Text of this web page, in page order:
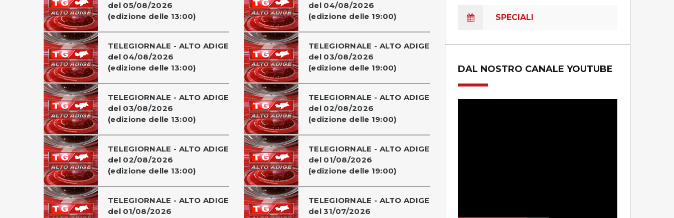
del 05/08/2026
(edizione delle 13:00)
del 04/08/2026
(edizione delle 19:00)
TELEGIORNALE - ALTO ADIGE
del 04/08/2026
(edizione delle 13:00)
TELEGIORNALE - ALTO ADIGE
del 03/08/2026
(edizione delle 19:00)
TELEGIORNALE - ALTO ADIGE
del 03/08/2026
(edizione delle 13:00)
TELEGIORNALE - ALTO ADIGE
del 02/08/2026
(edizione delle 19:00)
TELEGIORNALE - ALTO ADIGE
del 02/08/2026
(edizione delle 13:00)
TELEGIORNALE - ALTO ADIGE
del 01/08/2026
(edizione delle 19:00)
TELEGIORNALE - ALTO ADIGE
del 01/08/2026
TELEGIORNALE - ALTO ADIGE
del 31/07/2026
SPECIALI
DAL NOSTRO CANALE YOUTUBE